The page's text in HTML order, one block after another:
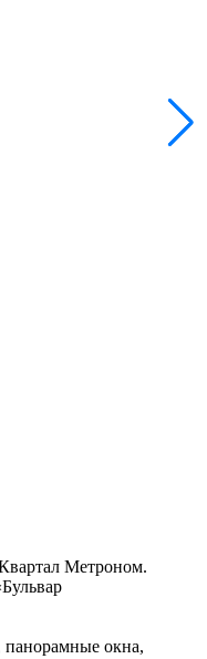
Метроном.
окна,